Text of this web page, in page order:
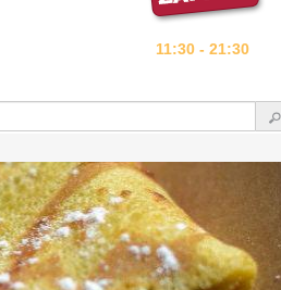
11:30 - 21:30